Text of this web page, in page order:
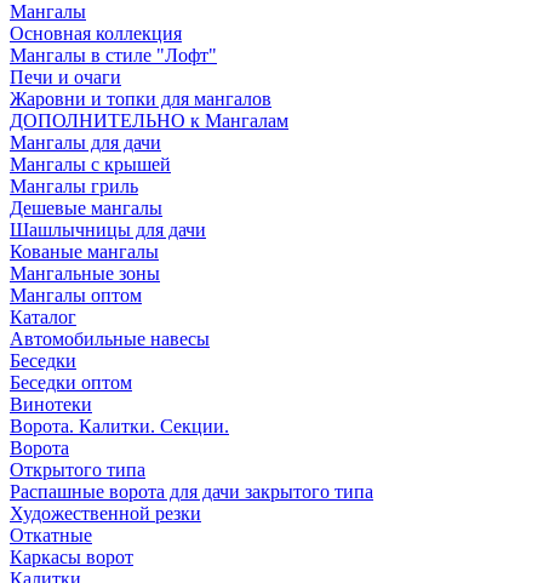
Мангалы
Основная коллекция
Мангалы в стиле "Лофт"
Печи и очаги
Жаровни и топки для мангалов
ДОПОЛНИТЕЛЬНО к Мангалам
Мангалы для дачи
Мангалы с крышей
Мангалы гриль
Дешевые мангалы
Шашлычницы для дачи
Кованые мангалы
Мангальные зоны
Мангалы оптом
Каталог
Автомобильные навесы
Беседки
Беседки оптом
Винотеки
Ворота. Калитки. Секции.
Ворота
Открытого типа
Распашные ворота для дачи закрытого типа
Художественной резки
Откатные
Каркасы ворот
Калитки